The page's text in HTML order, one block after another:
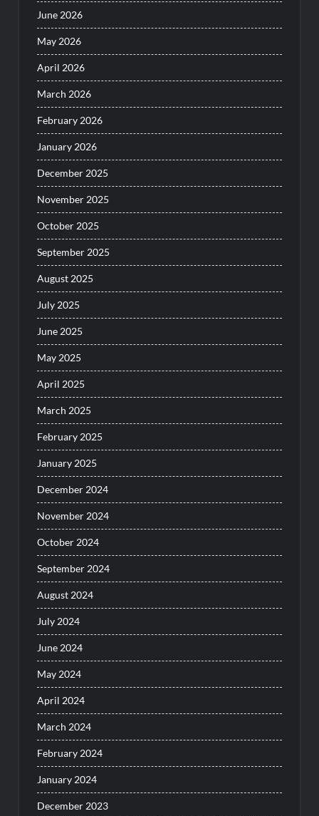
June 2026
May 2026
April 2026
March 2026
February 2026
January 2026
December 2025
November 2025
October 2025
September 2025
August 2025
July 2025
June 2025
May 2025
April 2025
March 2025
February 2025
January 2025
December 2024
November 2024
October 2024
September 2024
August 2024
July 2024
June 2024
May 2024
April 2024
March 2024
February 2024
January 2024
December 2023